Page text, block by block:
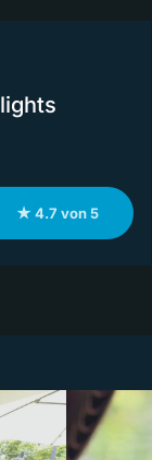
★ 4.7 von 5